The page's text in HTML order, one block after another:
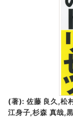
(著): 佐藤 良久,松
江身子,杉森 真哉,